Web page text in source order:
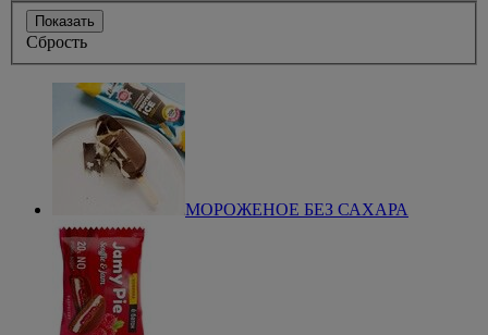
Показать
Сбрость
МОРОЖЕНОЕ БЕЗ САХАРА